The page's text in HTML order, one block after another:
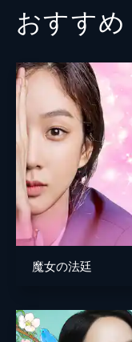
第３話 青春の若鶏の
アルバイトとなったギ
現れる。就職活動がう
盗に入ったこの男を
乱する彼とギリョン
41分
第４話 恋が実るチョ
ある夜、食堂にやって
を選んだのにその男に
願うのは復讐か、愛
に、本当にそれを願う
ななか、ジンに不思
46分
作家のトム・キムと
不思議な縁を感じる
おすすめ
魔女の法廷